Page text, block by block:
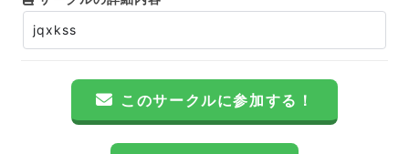
jqxkss
このサークルに参加する！